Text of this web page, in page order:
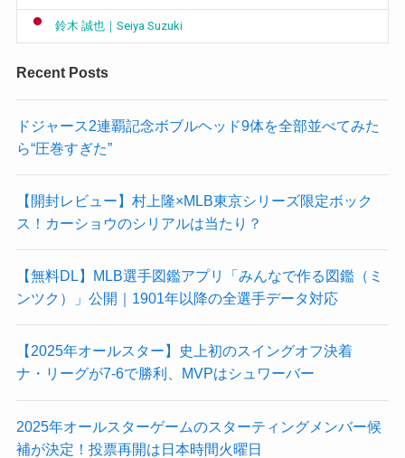
鈴木 誠也｜Seiya Suzuki
Recent Posts
ドジャース2連覇記念ボブルヘッド9体を全部並べてみた
ら“圧巻すぎた”
【開封レビュー】村上隆×MLB東京シリーズ限定ボック
ス！カーショウのシリアルは当たり？
【無料DL】MLB選手図鑑アプリ「みんなで作る図鑑（ミ
ンツク）」公開｜1901年以降の全選手データ対応
【2025年オールスター】史上初のスイングオフ決着
ナ・リーグが7-6で勝利、MVPはシュワーバー
2025年オールスターゲームのスターティングメンバー候
補が決定！投票再開は日本時間火曜日